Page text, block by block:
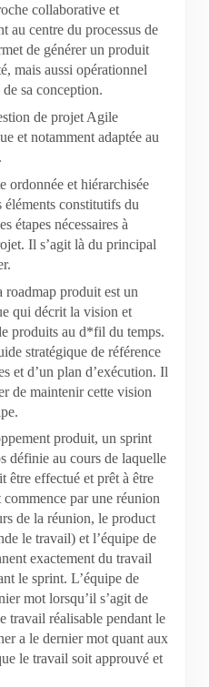
collaborative et
au centre du processus de
de générer un produit
mais aussi opérationnel
sa conception.
de projet Agile
et notamment adaptée au
ordonnée et hiérarchisée
constitutifs du
étapes nécessaires à
Il s’agit là du principal
roadmap produit est un
qui décrit la vision et
produits au d*fil du temps.
stratégique de référence
et d’un plan d’exécution. Il
de maintenir cette vision
produit, un sprint
définie au cours de laquelle
être effectué et prêt à être
par une réunion
de la réunion, le product
le travail) et l’équipe de
exactement du travail
le sprint. L’équipe de
mot lorsqu’il s’agit de
travail réalisable pendant le
a le dernier mot quant aux
le travail soit approuvé et